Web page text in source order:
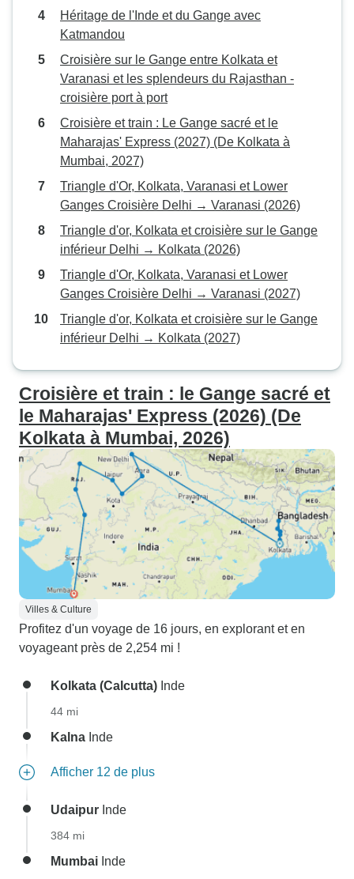
Héritage de l'Inde et du Gange avec
Katmandou
Croisière sur le Gange entre Kolkata et
Varanasi et les splendeurs du Rajasthan -
croisière port à port
Croisière et train : Le Gange sacré et le
Maharajas' Express (2027) (De Kolkata à
Mumbai, 2027)
Triangle d'Or, Kolkata, Varanasi et Lower
Ganges Croisière Delhi → Varanasi (2026)
Triangle d'or, Kolkata et croisière sur le Gange
inférieur Delhi → Kolkata (2026)
Triangle d'Or, Kolkata, Varanasi et Lower
Ganges Croisière Delhi → Varanasi (2027)
Triangle d'or, Kolkata et croisière sur le Gange
inférieur Delhi → Kolkata (2027)
Croisière et train : le Gange sacré et
le Maharajas' Express (2026) (De
Kolkata à Mumbai, 2026)
Villes & Culture
Profitez d'un voyage de 16 jours, en explorant et en
voyageant près de 2,254 mi !
Kolkata (Calcutta) Inde
44 mi
Kalna Inde
Afficher 12 de plus
Udaipur Inde
384 mi
Mumbai Inde